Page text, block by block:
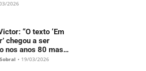
2026
“O texto ‘Em
chegou a ser
nos anos 80 mas
à cena”
• 19/03/2026